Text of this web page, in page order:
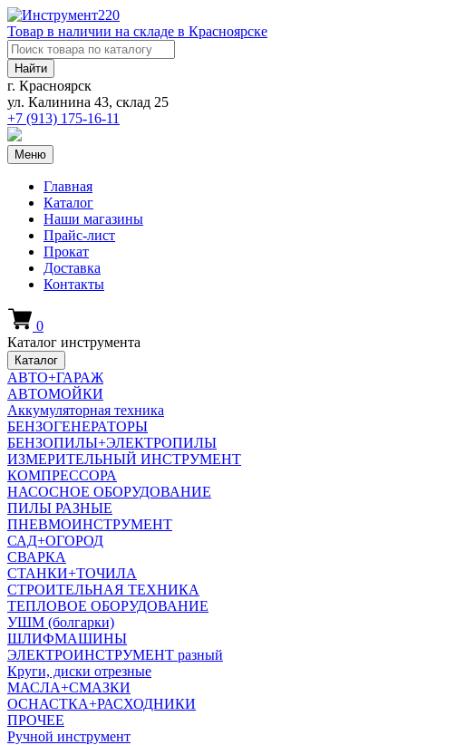
Товар в наличии на складе в Красноярске
Найти
г. Красноярск
ул. Калинина 43, склад 25
+7 (913) 175-16-11
Меню
Главная
Каталог
Наши магазины
Прайс-лист
Прокат
Доставка
Контакты
0
Каталог инструмента
Каталог
АВТО+ГАРАЖ
АВТОМОЙКИ
Аккумуляторная техника
БЕНЗОГЕНЕРАТОРЫ
БЕНЗОПИЛЫ+ЭЛЕКТРОПИЛЫ
ИЗМЕРИТЕЛЬНЫЙ ИНСТРУМЕНТ
КОМПРЕССОРА
НАСОСНОЕ ОБОРУДОВАНИЕ
ПИЛЫ РАЗНЫЕ
ПНЕВМОИНСТРУМЕНТ
САД+ОГОРОД
СВАРКА
СТАНКИ+ТОЧИЛА
СТРОИТЕЛЬНАЯ ТЕХНИКА
ТЕПЛОВОЕ ОБОРУДОВАНИЕ
УШМ (болгарки)
ШЛИФМАШИНЫ
ЭЛЕКТРОИНСТРУМЕНТ разный
Круги, диски отрезные
МАСЛА+СМАЗКИ
ОСНАСТКА+РАСХОДНИКИ
ПРОЧЕЕ
Ручной инструмент